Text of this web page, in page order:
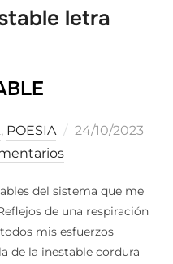
letra
, POESIA
Publicado
24/10/2023
del sistema que me
de una respiración
mis esfuerzos
de la inestable cordura